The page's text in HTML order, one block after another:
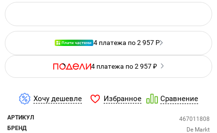
4 платежа по 2 957 ₽
4 платежа по 2 957 Р
Хочу дешевле Избранное Сравнение
АРТИКУЛ
467011808
БРЕНД
De Markt